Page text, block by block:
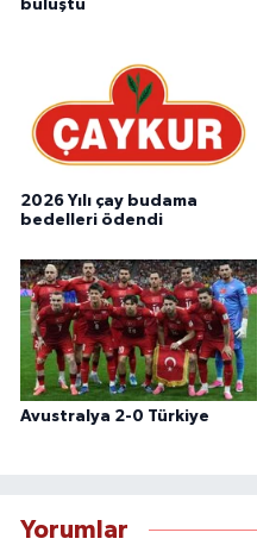
buluştu
2026 Yılı çay budama
bedelleri ödendi
Avustralya 2-0 Türkiye
Yorumlar